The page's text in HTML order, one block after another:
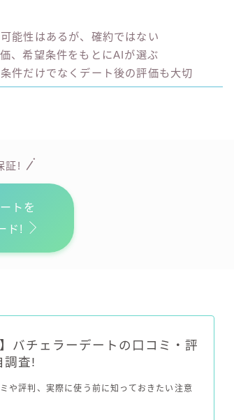
能性はあるが、確約ではない
、希望条件をもとにAIが選ぶ
件だけでなくデート後の評価も大切
証!
トを
ド!
バチェラーデートの口コミ・評
調査!
や評判、実際に使う前に知っておきたい注意